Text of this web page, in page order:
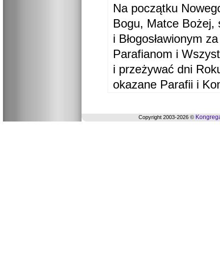
Na początku
Bogu, Matce Bożej,
i Błogosławionym
Parafianom i
i przeżywać dni
okazane Parafii i
Copyright 2003-2026 ©